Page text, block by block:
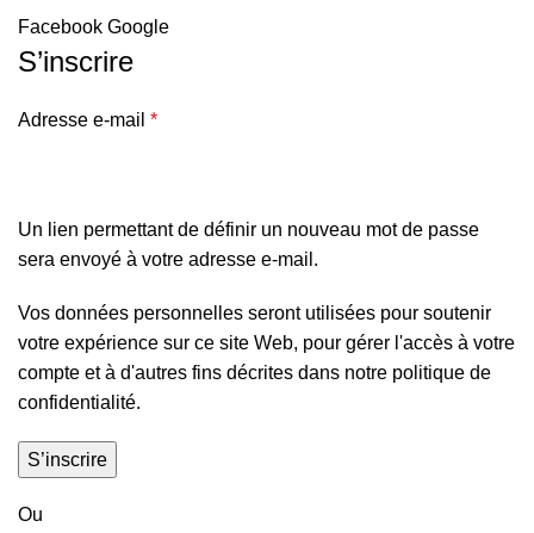
Facebook Google
S’inscrire
Adresse e-mail *
Un lien permettant de définir un nouveau mot de passe
sera envoyé à votre adresse e-mail.
Vos données personnelles seront utilisées pour soutenir
votre expérience sur ce site Web, pour gérer l'accès à votre
compte et à d'autres fins décrites dans notre politique de
confidentialité.
S’inscrire
Ou